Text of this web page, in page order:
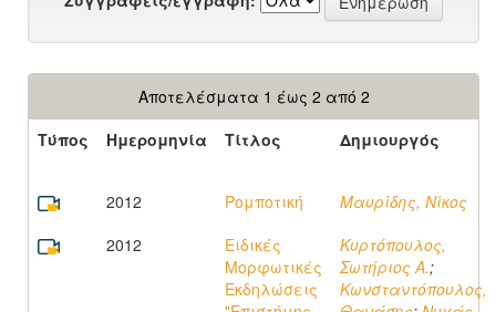
Αποτελέσματα 1 έως 2 από 2
Τύπος
Ημερομηνία Τίτλος Δημιουργός
2012 Ρομποτική
Μαυρίδης, Νίκος
2012
Ειδικές
Μορφωτικές
Εκδηλώσεις
Κυρτόπουλος,
Σωτήριος Α.;
Κωνσταντόπουλος,